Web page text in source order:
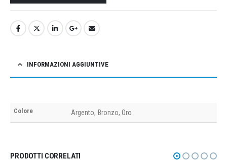
INFORMAZIONI AGGIUNTIVE
Colore Argento, Bronzo, Oro
PRODOTTI CORRELATI